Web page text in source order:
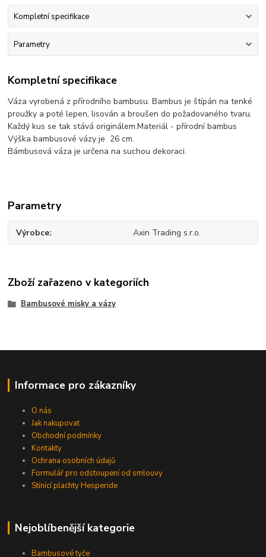
Kompletní specifikace
Parametry
Kompletní specifikace
Váza vyrobená z přírodního bambusu. Bambus je štípán na tenké
proužky a poté lepen, lisován a broušen do požadovaného tvaru.
Každý kus se tak stává originálem.Materiál - přírodní bambus
Výška bambusové vázy je 26 cm.
Bámbusová váza je určena na suchou dekoraci.
Parametry
Výrobce Axin Trading s.r.o.
Zboží zařazeno v kategoriích
Bambusové misky a vázy
Informace pro zákazníky
O nás
Jak nakupovat
Obchodní podmínky
Kontakty
Ochrana osobních údajů
Formulář pro odstoupení od smlouvy
Stínící plachty Hesperide
Nejoblíbenější kategorie
Bambusové tyče